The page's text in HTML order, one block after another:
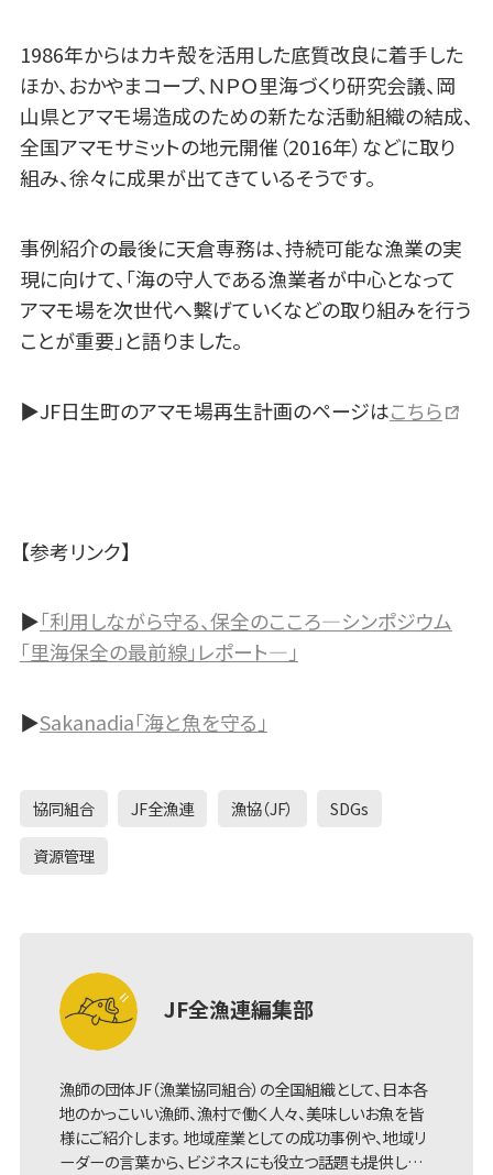
1986年からはカキ殻を活用した底質改良に着手した
ほか、おかやまコープ、ＮＰＯ里海づくり研究会議、岡
山県とアマモ場造成のための新たな活動組織の結成、
全国アマモサミットの地元開催（2016年）などに取り
組み、徐々に成果が出てきているそうです。
事例紹介の最後に天倉専務は、持続可能な漁業の実
現に向けて、「海の守人である漁業者が中心となって
アマモ場を次世代へ繫げていくなどの取り組みを行う
ことが重要」と語りました。
▶JF日生町のアマモ場再生計画のページはこちら
【参考リンク】
▶「利用しながら守る、保全のこころ―シンポジウム
「里海保全の最前線」レポート―」
▶Sakanadia「海と魚を守る」
協同組合 JF全漁連 漁協（JF） SDGs
資源管理
JF全漁連編集部
漁師の団体JF（漁業協同組合）の全国組織として、日本各
地のかっこいい漁師、漁村で働く人々、美味しいお魚を皆
様にご紹介します。 地域産業としての成功事例や、地域リ
ーダーの言葉から、ビジネスにも役立つ話題も提供し…